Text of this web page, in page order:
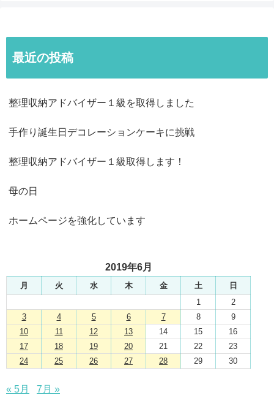
最近の投稿
整理収納アドバイザー１級を取得しました
手作り誕生日デコレーションケーキに挑戦
整理収納アドバイザー１級取得します！
母の日
ホームページを強化しています
2019年6月
月 火 水 木 金 土
日
1
2
3
4 5 6 7 8
9
10
11 12 13 14 15
16
17
18 19 20 21 22
23
24
25 26 27 28 29 30
« 5月 7月 »